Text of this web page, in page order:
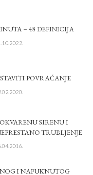
– 48 DEFINICIJA
POVRAĆANJE
SIRENU I
TRUBLJENJE
I NAPUKNUTOG